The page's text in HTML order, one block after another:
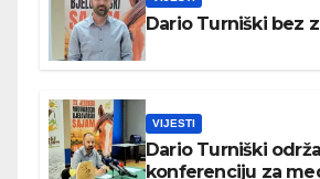
Dario Turniški bez
VIJESTI
Dario Turniški
konferenciju za